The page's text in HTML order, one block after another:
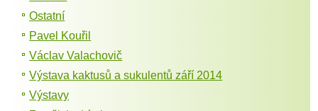
Ostatní
Pavel Kouřil
Václav Valachovič
Výstava kaktusů a sukulentů září 2014
Výstavy